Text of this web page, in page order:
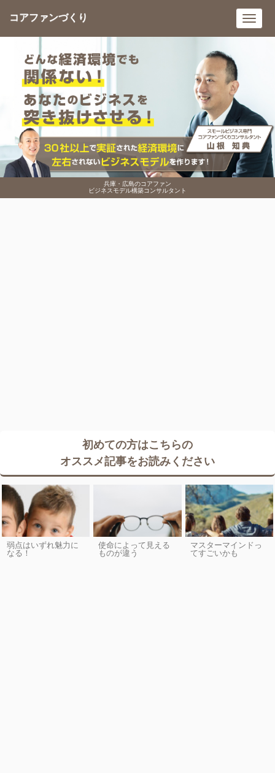
兵庫・広島のコアファン
ビジネスモデル構築コンサルタント
コアファンづくり
初めての方はこちらの
オススメ記事をお読みください
弱点はいずれ魅力に
なる！
使命によって見える
ものが違う
マスターマインドっ
てすごいかも